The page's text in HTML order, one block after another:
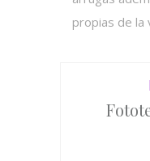
propias de la